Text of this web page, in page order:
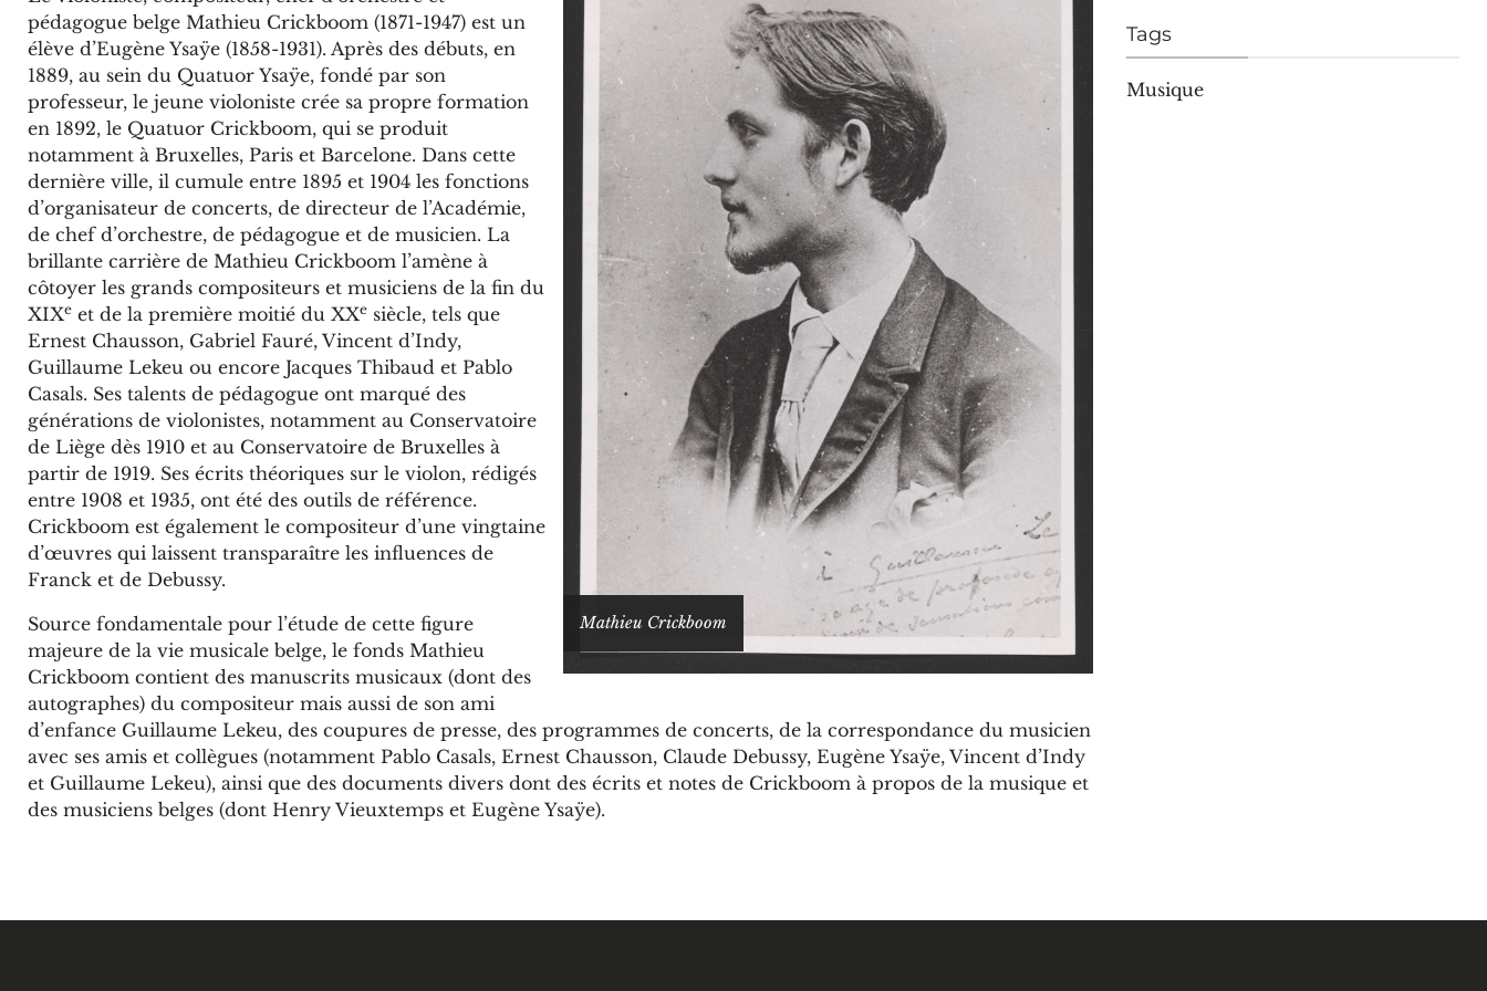
Mathieu Crickboom
pédagogue belge Mathieu Crickboom (1871-1947) est un
élève d’Eugène Ysaÿe (1858-1931). Après des débuts, en
1889, au sein du Quatuor Ysaÿe, fondé par son
professeur, le jeune violoniste crée sa propre formation
en 1892, le Quatuor Crickboom, qui se produit
notamment à Bruxelles, Paris et Barcelone. Dans cette
dernière ville, il cumule entre 1895 et 1904 les fonctions
d’organisateur de concerts, de directeur de l’Académie,
de chef d’orchestre, de pédagogue et de musicien. La
brillante carrière de Mathieu Crickboom l’amène à
côtoyer les grands compositeurs et musiciens de la fin du
XIXe et de la première moitié du XXe siècle, tels que
Ernest Chausson, Gabriel Fauré, Vincent d’Indy,
Guillaume Lekeu ou encore Jacques Thibaud et Pablo
Casals. Ses talents de pédagogue ont marqué des
générations de violonistes, notamment au Conservatoire
de Liège dès 1910 et au Conservatoire de Bruxelles à
partir de 1919. Ses écrits théoriques sur le violon, rédigés
entre 1908 et 1935, ont été des outils de référence.
Crickboom est également le compositeur d’une vingtaine
d’œuvres qui laissent transparaître les influences de
Franck et de Debussy.
Source fondamentale pour l’étude de cette figure
majeure de la vie musicale belge, le fonds Mathieu
Crickboom contient des manuscrits musicaux (dont des
autographes) du compositeur mais aussi de son ami
d’enfance Guillaume Lekeu, des coupures de presse, des programmes de concerts, de la correspondance du musicien
avec ses amis et collègues (notamment Pablo Casals, Ernest Chausson, Claude Debussy, Eugène Ysaÿe, Vincent d’Indy
et Guillaume Lekeu), ainsi que des documents divers dont des écrits et notes de Crickboom à propos de la musique et
des musiciens belges (dont Henry Vieuxtemps et Eugène Ysaÿe).
Tags
Musique